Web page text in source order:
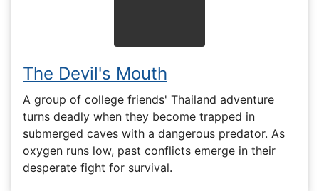
The Devil's Mouth
A group of college friends' Thailand adventure
turns deadly when they become trapped in
submerged caves with a dangerous predator. As
oxygen runs low, past conflicts emerge in their
desperate fight for survival.